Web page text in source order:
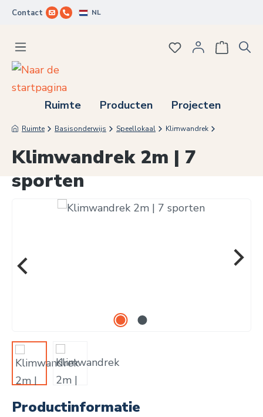
Ga naar de hoofdinhoud
Contact NL
Ruimte Producten Projecten
Je hebt 0 items
Ruimte Basisonderwijs Speellokaal Klimwandrek
Klimwandrek 2m | 7
sporten
Afbeeldingengalerij overslaan
Productinformatie